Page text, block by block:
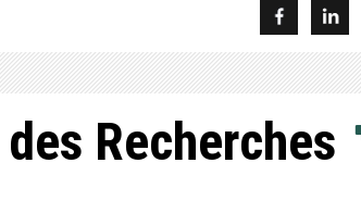
Recherches